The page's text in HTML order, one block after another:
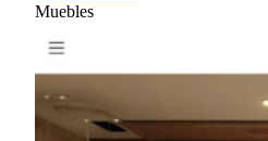
Muebles